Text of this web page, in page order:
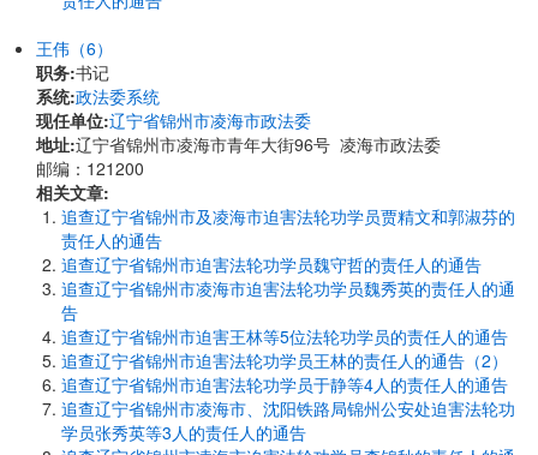
王伟（6）
职务:书记
系统:政法委系统
现任单位:辽宁省锦州市凌海市政法委
地址:辽宁省锦州市凌海市青年大街96号 凌海市政法委
邮编：121200
相关文章:
追查辽宁省锦州市及凌海市迫害法轮功学员贾精文和郭淑芬的
责任人的通告
追查辽宁省锦州市迫害法轮功学员魏守哲的责任人的通告
追查辽宁省锦州市凌海市迫害法轮功学员魏秀英的责任人的通
告
追查辽宁省锦州市迫害王林等5位法轮功学员的责任人的通告
追查辽宁省锦州市迫害法轮功学员王林的责任人的通告（2）
追查辽宁省锦州市迫害法轮功学员于静等4人的责任人的通告
追查辽宁省锦州市凌海市、沈阳铁路局锦州公安处迫害法轮功
学员张秀英等3人的责任人的通告